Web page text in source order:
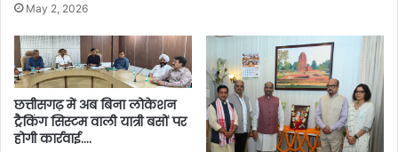
May 2, 2026
छत्तीसगढ़ में अब बिना लोकेशन
ट्रैकिंग सिस्टम वाली यात्री बसों पर
होगी कार्रवाई….